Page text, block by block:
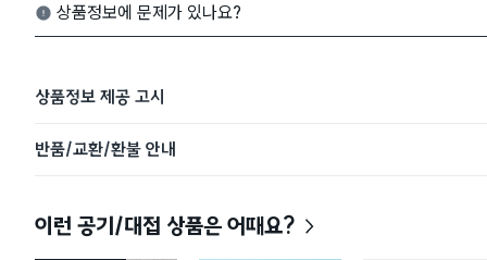
상품정보에 문제가 있나요?
상품정보 제공 고시
반품/교환/환불 안내
이런 공기/대접 상품은 어때요?